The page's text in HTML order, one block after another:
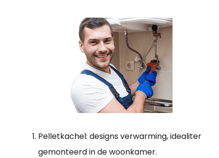
Pelletkachel: designs verwarming, idealiter
gemonteerd in de woonkamer.